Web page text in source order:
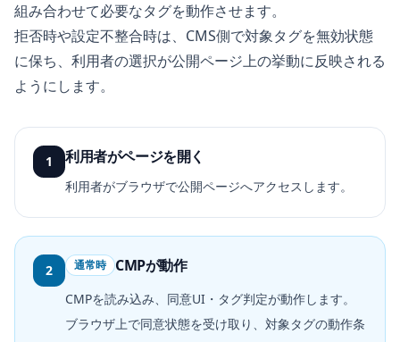
組み合わせて必要なタグを動作させます。
拒否時や設定不整合時は、CMS側で対象タグを無効状態
に保ち、利用者の選択が公開ページ上の挙動に反映される
ようにします。
1 利用者がページを開く
利用者がブラウザで公開ページへアクセスします。
2 通常時 CMPが動作
CMPを読み込み、同意UI・タグ判定が動作します。
ブラウザ上で同意状態を受け取り、対象タグの動作条